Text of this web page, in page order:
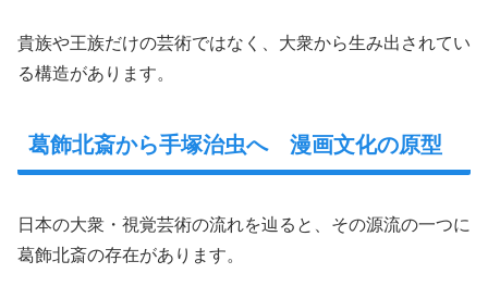
貴族や王族だけの芸術ではなく、大衆から生み出されてい
る構造があります。
葛飾北斎から手塚治虫へ 漫画文化の原型
日本の大衆・視覚芸術の流れを辿ると、その源流の一つに
葛飾北斎の存在があります。